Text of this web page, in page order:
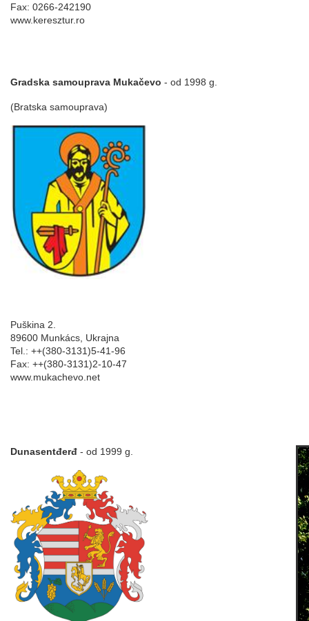
Fax: 0266-242190
www.keresztur.ro
Gradska samouprava Mukačevo - od 1998 g.
(Bratska samouprava)
Puškina 2.
89600 Munkács, Ukrajna
Tel.: ++(380-3131)5-41-96
Fax: ++(380-3131)2-10-47
www.mukachevo.net
Dunasentđerđ - od 1999 g.